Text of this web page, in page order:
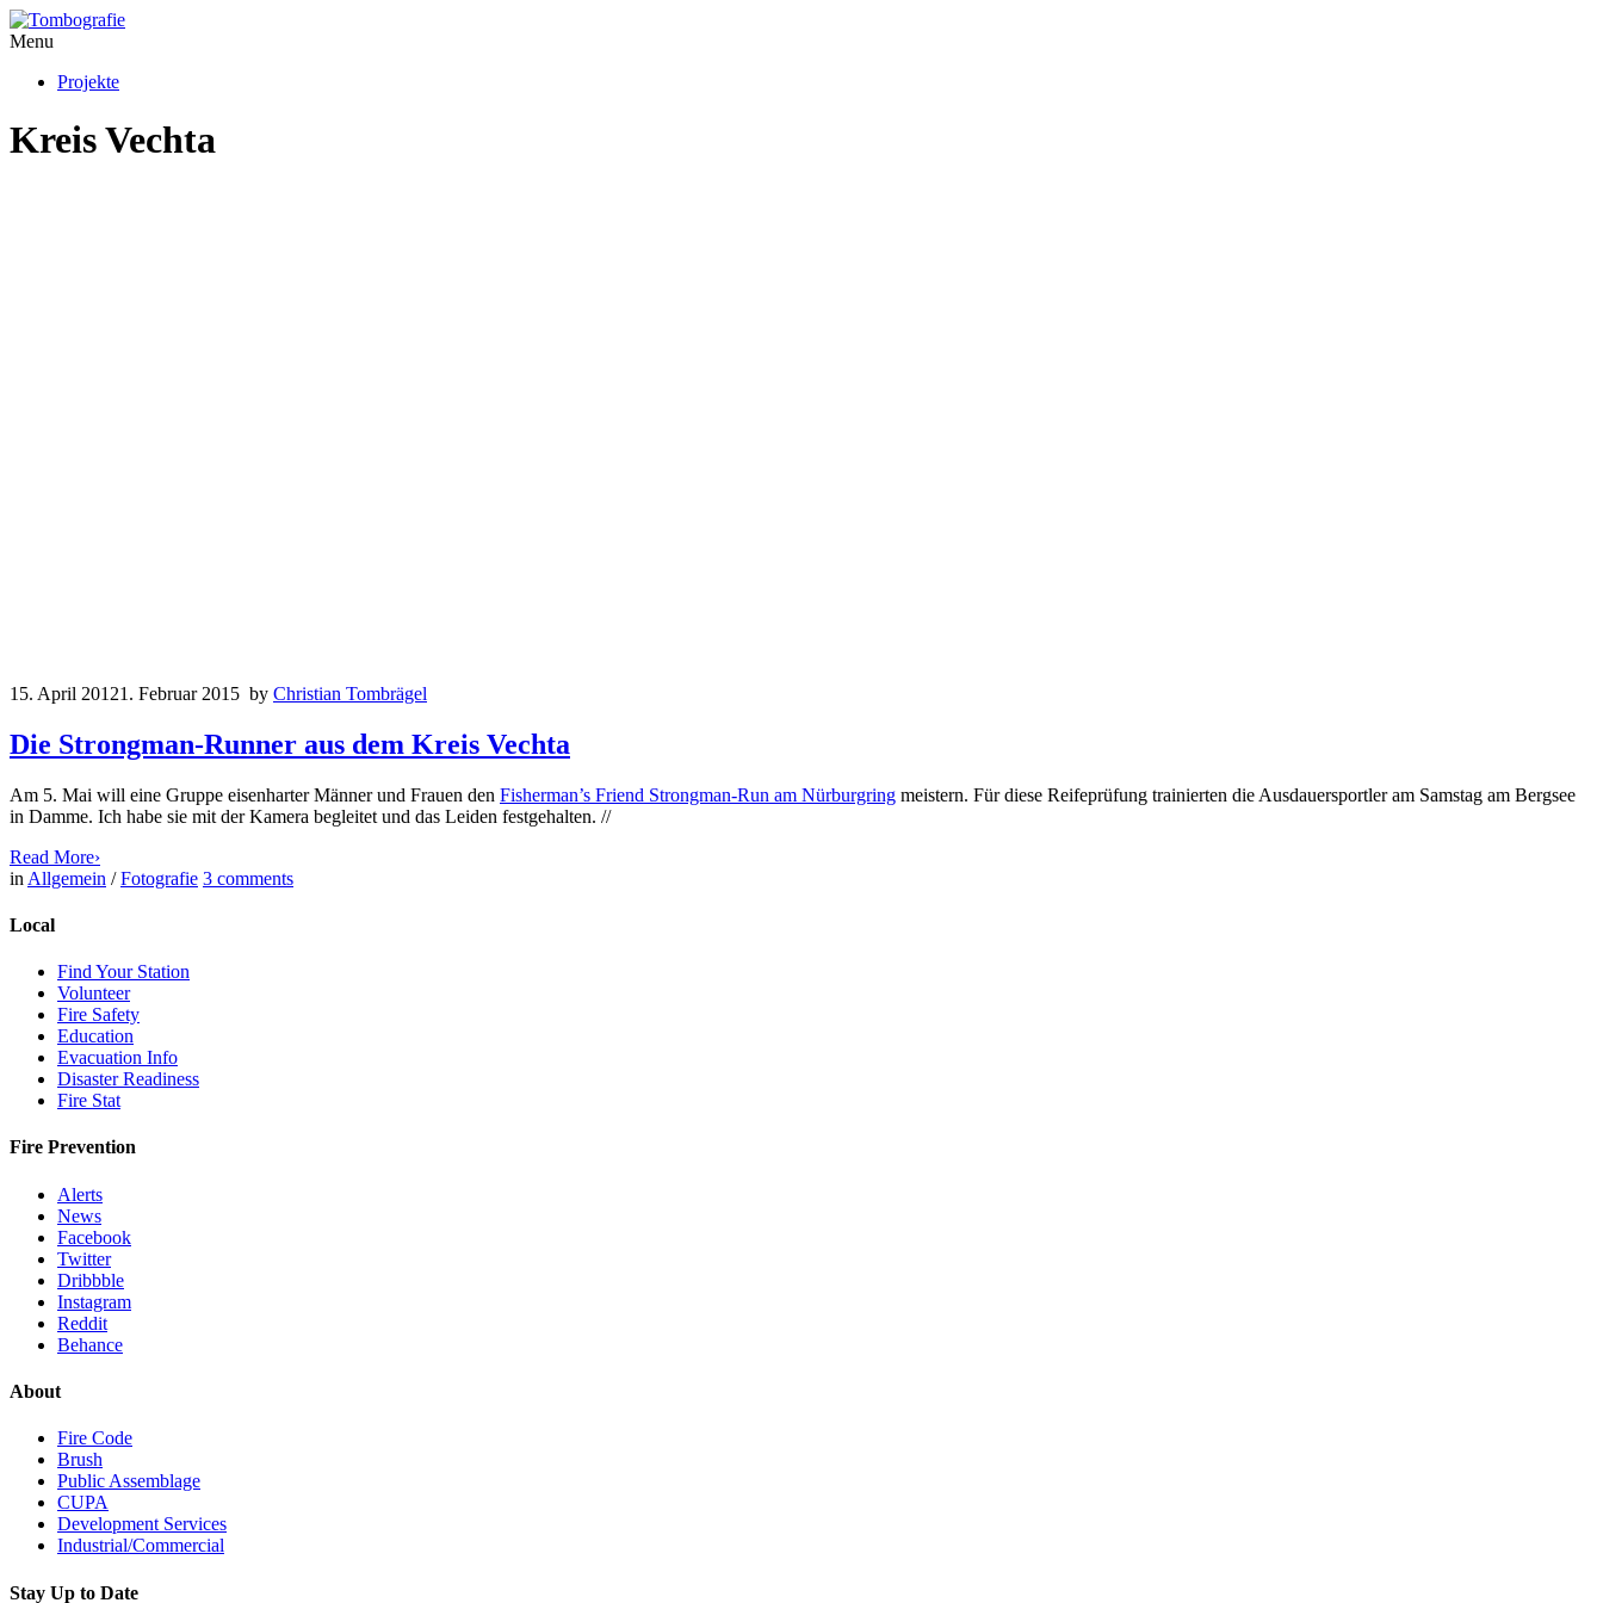
Menu
Projekte
Kreis Vechta
15. April 20121. Februar 2015 by Christian Tombrägel
Die Strongman-Runner aus dem Kreis Vechta
Am 5. Mai will eine Gruppe eisenharter Männer und Frauen den Fisherman’s Friend Strongman-Run am Nürburgring meistern. Für diese Reifeprüfung trainierten die Ausdauersportler am Samstag am Bergsee
in Damme. Ich habe sie mit der Kamera begleitet und das Leiden festgehalten. //
Read More›
in Allgemein /Fotografie 3 comments
Local
Find Your Station
Volunteer
Fire Safety
Education
Evacuation Info
Disaster Readiness
Fire Stat
Fire Prevention
Alerts
News
Facebook
Twitter
Dribbble
Instagram
Reddit
Behance
About
Fire Code
Brush
Public Assemblage
CUPA
Development Services
Industrial/Commercial
Stay Up to Date